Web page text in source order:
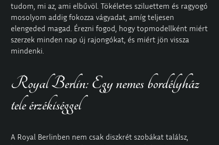
tudom, mi az, ami elbűvöl. Tökéletes sziluettem és ragyogó
mosolyom addig fokozza vágyadat, amíg teljesen
elengeded magad. Érezni fogod, hogy topmodellként miért
szerzek minden nap új rajongókat, és miért jön vissza
mindenki.
Royal Berlin: Egy nemes bordélyház
tele érzékiséggel
A Royal Berlinben nem csak diszkrét szobákat találsz,